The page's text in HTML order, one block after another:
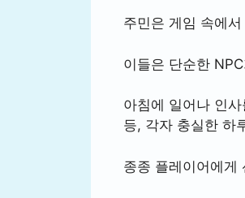
주민은 게임 속에
이들은 단순한
아침에 일어나 인
등, 각자 충실한 하
종종 플레이어에게